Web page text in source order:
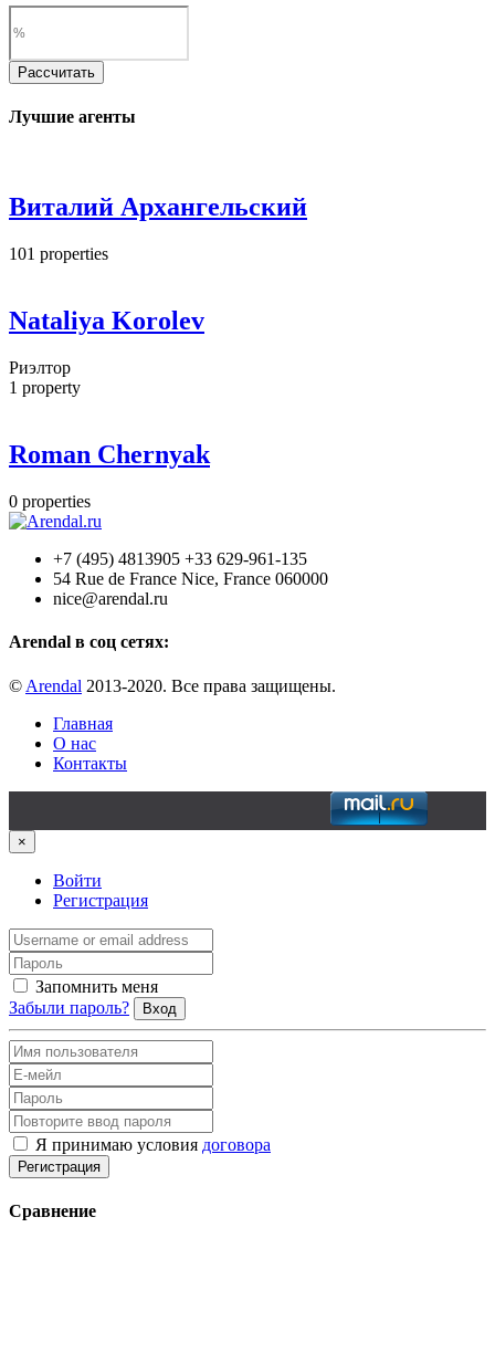
Рассчитать
Лучшие агенты
Виталий Архангельский
101 properties
Nataliya Korolev
Риэлтор
1 property
Roman Chernyak
0 properties
+7 (495) 4813905 +33 629-961-135
54 Rue de France Nice, France 060000
nice@arendal.ru
Arendal в соц сетях:
© Arendal 2013-2020. Все права защищены.
Главная
О нас
Контакты
×
Войти
Регистрация
Запомнить меня
Забыли пароль?
Вход
Я принимаю условия договора
Регистрация
Сравнение